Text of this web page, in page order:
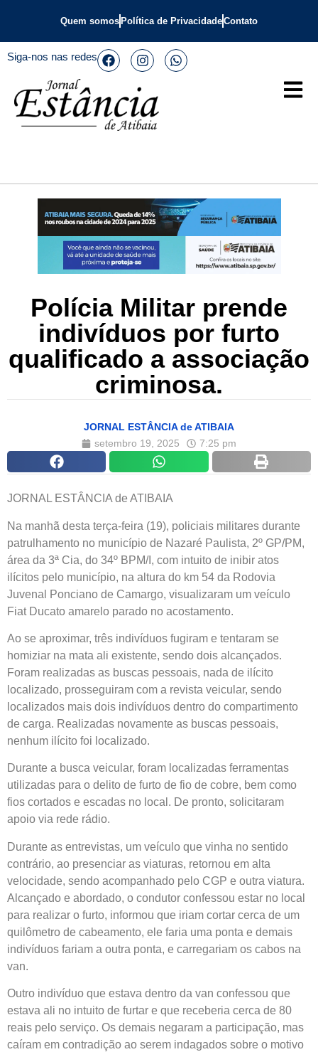
Quem somos Política de PrivacidadeContato
Siga-nos nas redes
Polícia Militar prende
indivíduos por furto
qualificado a associação
criminosa.
JORNAL ESTÂNCIA de ATIBAIA
setembro 19, 2025
7:25 pm
JORNAL ESTÂNCIA de ATIBAIA
Na manhã desta terça-feira (19), policiais militares durante
patrulhamento no município de Nazaré Paulista, 2º GP/PM,
área da 3ª Cia, do 34º BPM/I, com intuito de inibir atos
ilícitos pelo município, na altura do km 54 da Rodovia
Juvenal Ponciano de Camargo, visualizaram um veículo
Fiat Ducato amarelo parado no acostamento.
Ao se aproximar, três indivíduos fugiram e tentaram se
homiziar na mata ali existente, sendo dois alcançados.
Foram realizadas as buscas pessoais, nada de ilícito
localizado, prosseguiram com a revista veicular, sendo
localizados mais dois indivíduos dentro do compartimento
de carga. Realizadas novamente as buscas pessoais,
nenhum ilícito foi localizado.
Durante a busca veicular, foram localizadas ferramentas
utilizadas para o delito de furto de fio de cobre, bem como
fios cortados e escadas no local. De pronto, solicitaram
apoio via rede rádio.
Durante as entrevistas, um veículo que vinha no sentido
contrário, ao presenciar as viaturas, retornou em alta
velocidade, sendo acompanhado pelo CGP e outra viatura.
Alcançado e abordado, o condutor confessou estar no local
para realizar o furto, informou que iriam cortar cerca de um
quilômetro de cabeamento, ele faria uma ponta e demais
indivíduos fariam a outra ponta, e carregariam os cabos na
van.
Outro indivíduo que estava dentro da van confessou que
estava ali no intuito de furtar e que receberia cerca de 80
reais pelo serviço. Os demais negaram a participação, mas
caíram em contradição ao serem indagados sobre o motivo